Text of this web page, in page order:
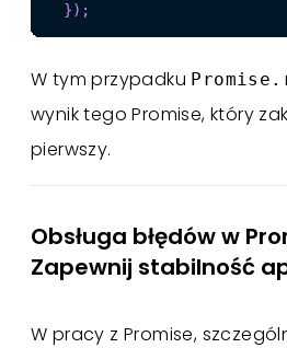
}) ;
W tym przypadku
wynik tego Promise, który
pierwszy.
Obsługa błędów w
Zapewnij stabilność
W pracy z Promise,